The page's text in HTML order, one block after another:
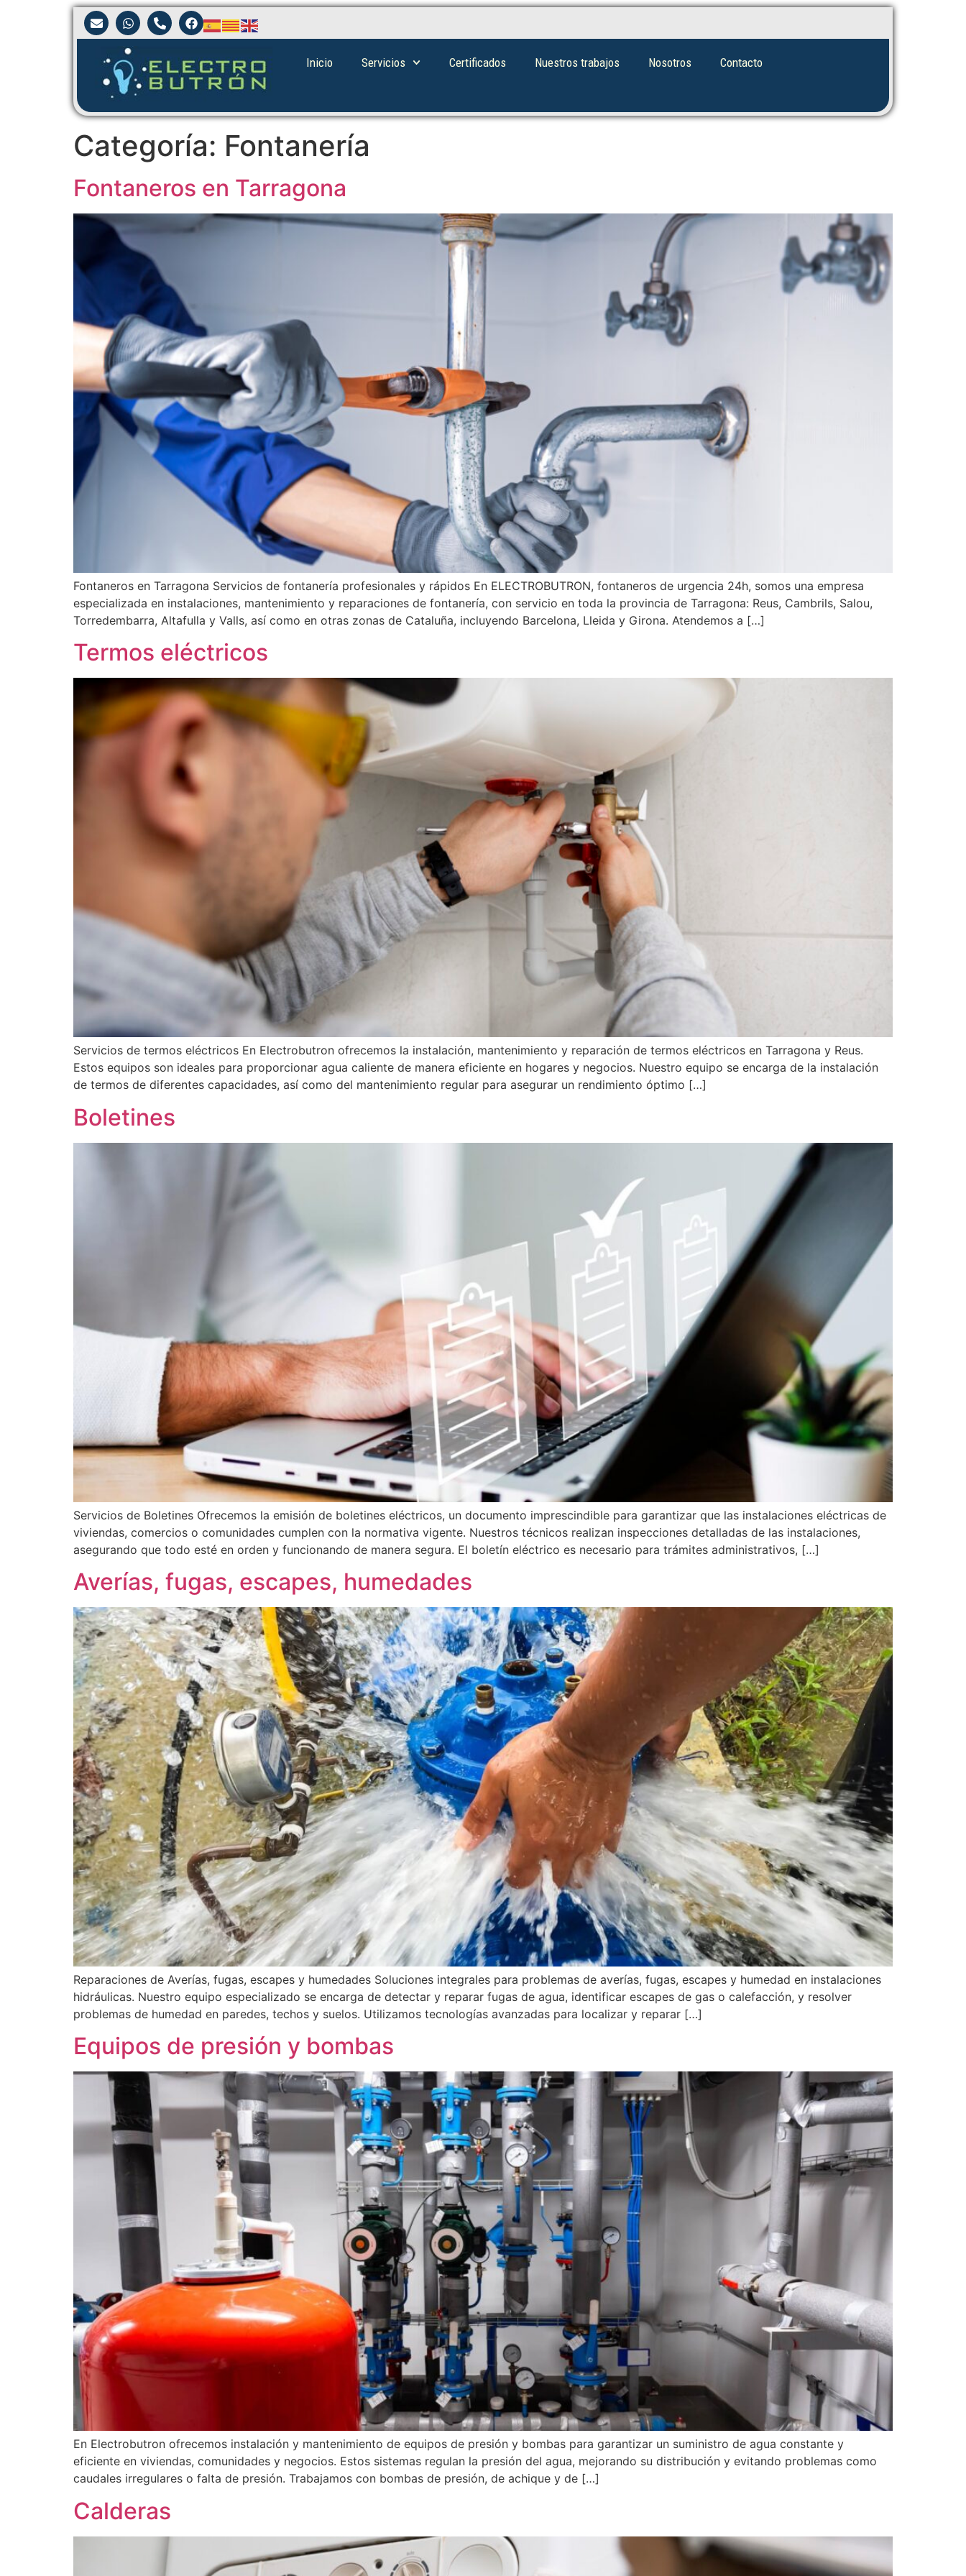
Inicio Servicios Certificados Nuestros trabajos Nosotros Contacto
Categoría: Fontanería
Fontaneros en Tarragona
Fontaneros en Tarragona Servicios de fontanería profesionales y rápidos En ELECTROBUTRON, fontaneros de urgencia 24h, somos una empresa
especializada en instalaciones, mantenimiento y reparaciones de fontanería, con servicio en toda la provincia de Tarragona: Reus, Cambrils, Salou,
Torredembarra, Altafulla y Valls, así como en otras zonas de Cataluña, incluyendo Barcelona, Lleida y Girona. Atendemos a […]
Termos eléctricos
Servicios de termos eléctricos En Electrobutron ofrecemos la instalación, mantenimiento y reparación de termos eléctricos en Tarragona y Reus.
Estos equipos son ideales para proporcionar agua caliente de manera eficiente en hogares y negocios. Nuestro equipo se encarga de la instalación
de termos de diferentes capacidades, así como del mantenimiento regular para asegurar un rendimiento óptimo […]
Boletines
Servicios de Boletines Ofrecemos la emisión de boletines eléctricos, un documento imprescindible para garantizar que las instalaciones eléctricas de
viviendas, comercios o comunidades cumplen con la normativa vigente. Nuestros técnicos realizan inspecciones detalladas de las instalaciones,
asegurando que todo esté en orden y funcionando de manera segura. El boletín eléctrico es necesario para trámites administrativos, […]
Averías, fugas, escapes, humedades
Reparaciones de Averías, fugas, escapes y humedades Soluciones integrales para problemas de averías, fugas, escapes y humedad en instalaciones
hidráulicas. Nuestro equipo especializado se encarga de detectar y reparar fugas de agua, identificar escapes de gas o calefacción, y resolver
problemas de humedad en paredes, techos y suelos. Utilizamos tecnologías avanzadas para localizar y reparar […]
Equipos de presión y bombas
En Electrobutron ofrecemos instalación y mantenimiento de equipos de presión y bombas para garantizar un suministro de agua constante y
eficiente en viviendas, comunidades y negocios. Estos sistemas regulan la presión del agua, mejorando su distribución y evitando problemas como
caudales irregulares o falta de presión. Trabajamos con bombas de presión, de achique y de […]
Calderas